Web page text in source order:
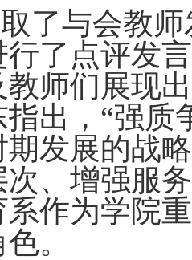
了与会教
了点评发言
教师们展现
出， “强质
期发展的战
、增强服
系作为学院
。